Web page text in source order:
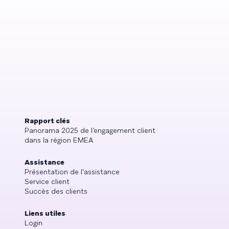
Rapport clés
Panorama 2025 de l’engagement client
dans la région EMEA
Assistance
Présentation de l'assistance
Service client
Succès des clients
Liens utiles
Login